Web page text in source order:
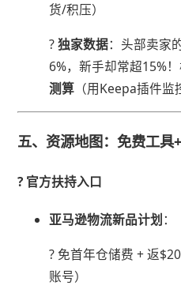
货/积压）
? ​​独家数据​：头部卖家
6%，新手却常超15%
测算​ （用Keepa插件监
五、资源地图：免费工具
? ​ ​官方扶持入口​
​亚马逊物流新品计划​​：
? 免首年仓储费 + 返
账号）